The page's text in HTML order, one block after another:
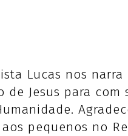
Lucas nos
de Jesus para
pequenos no